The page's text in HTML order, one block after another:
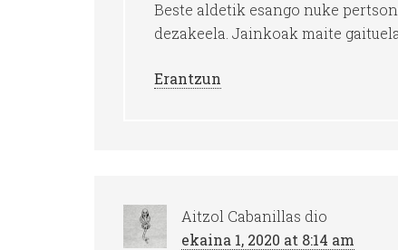
Beste aldetik esango nuke
dezakeela. Jainkoak maite
Erantzun
Aitzol Cabanillas dio
ekaina 1, 2020 at 8:14 am